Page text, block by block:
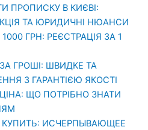
ПРОПИСКУ В КИЄВІ:
ТА ЮРИДИЧНІ НЮАНСИ
ГРН: РЕЄСТРАЦІЯ ЗА 1
ГРОШІ: ШВИДКЕ ТА
З ГАРАНТІЄЮ ЯКОСТІ
ЩО ПОТРІБНО ЗНАТИ
КУПИТЬ: ИСЧЕРПЫВАЮЩЕЕ